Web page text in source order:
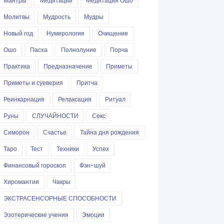
Молитвы
Мудрость
Мудры
Новый год
Нумерология
Очищение
Ошо
Пасха Полнолуние
Порча
Практика
Предназначение
Приметы
Приметы и суеверия
Притча
Реинкарнация
Релаксация
Ритуал
Руны
СЛУЧАЙНОСТИ
Секс
Симорон
Счастье
Тайна дня рождения
Таро
Тест Техники
Успех
Финансовый гороскоп
Фэн-шуй
Хиромантия
Чакры
ЭКСТРАСЕНСОРНЫЕ СПОСОБНОСТИ
Эзотерические учения
Эмоции